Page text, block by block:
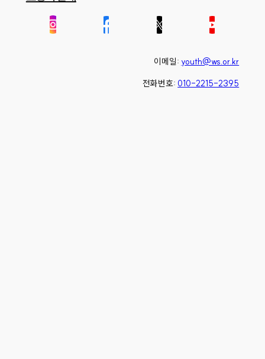
이메일: youth@ws.or.kr
전화번호: 010-2215-2395